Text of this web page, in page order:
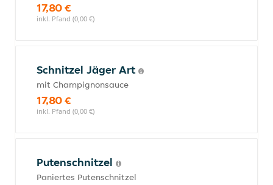
17,80 €
inkl. Pfand (0,00 €)
Schnitzel Jäger Art
mit Champignonsauce
17,80 €
inkl. Pfand (0,00 €)
Putenschnitzel
Paniertes Putenschnitzel